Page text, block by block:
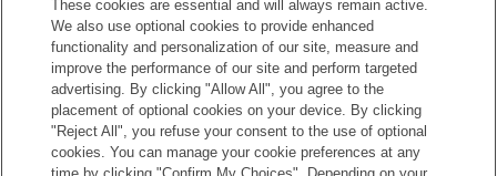
入会のお申し込みはこちら
These cookies are essential and will always remain active.
We also use optional cookies to provide enhanced
functionality and personalization of our site, measure and
improve the performance of our site and perform targeted
advertising. By clicking "Allow All", you agree to the
placement of optional cookies on your device. By clicking
"Reject All", you refuse your consent to the use of optional
cookies. You can manage your cookie preferences at any